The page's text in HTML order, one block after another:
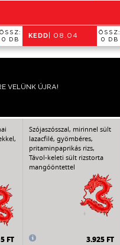
ÖSSZ:
0 DB
KEDD | 08.04
ÖSSZ:
0 DB
VELÜNK ÚJRA!
FT
Szójaszósszal, mirinnel sült
lazacfilé, gyömbéres,
pritaminpaprikás rizs,
Távol-keleti sült rizstorta
mangóöntettel
3.925 FT